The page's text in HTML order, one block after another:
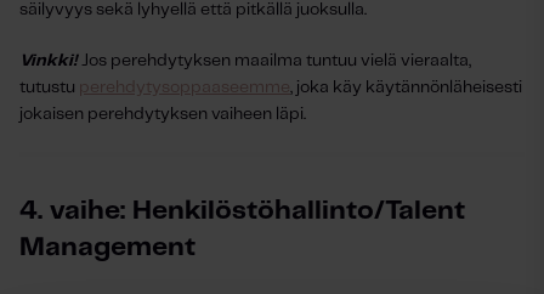
säilyvyys sekä lyhyellä että pitkällä juoksulla.
Vinkki!Jos perehdytyksen maailma tuntuu vielä vieraalta,
tutustu perehdytysoppaaseemme, joka käy käytännönläheisesti
jokaisen perehdytyksen vaiheen läpi.
4. vaihe: Henkilöstöhallinto/Talent
Management